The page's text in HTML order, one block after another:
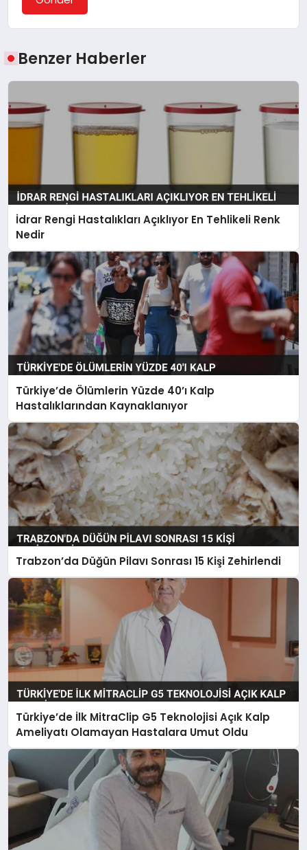
Benzer Haberler
İdrar Rengi Hastalıkları Açıklıyor En Tehlikeli Renk
Nedir
Türkiye’de Ölümlerin Yüzde 40’ı Kalp
Hastalıklarından Kaynaklanıyor
Trabzon’da Düğün Pilavı Sonrası 15 Kişi Zehirlendi
Türkiye’de İlk MitraClip G5 Teknolojisi Açık Kalp
Ameliyatı Olamayan Hastalara Umut Oldu